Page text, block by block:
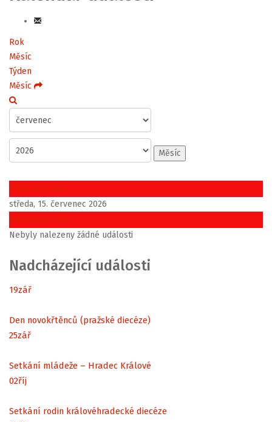
Rok
Měsíc
Týden
Měsíc
Měsíc
Předchozí den
středa, 15. červenec 2026
Následující den
Nebyly nalezeny žádné události
Nadcházející události
19zář
Den novokřtěnců (pražské diecéze)
25zář
Setkání mládeže – Hradec Králové
02říj
Setkání rodin královéhradecké diecéze